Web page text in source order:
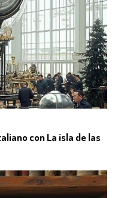
con La isla de las